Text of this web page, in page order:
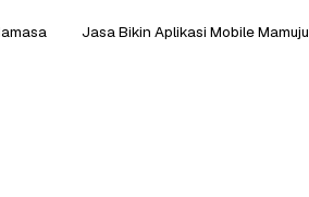
Jasa Bikin Aplikasi Mobile Mamuju